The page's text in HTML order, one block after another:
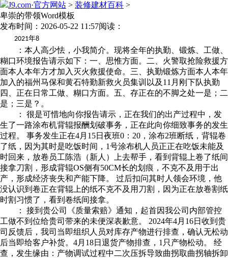
J9.com·官方网站 > 装修建材百科 >
卑崇的带领Word模板
发布时间：2026-05-22 11:57阅读：
2021年8
：本人高少怯，小我简介。现将全年的执勤、锻炼、工做、
糊口环境报告请示如下：一、思惟方面。二、火警取抢险救援方
面本人本年方才加入灭火救援使命。三、执勤锻炼方面本人本年
加入的福州马保和黄石特勤新救火员集训以及11月刚下队执勤
四、正在日常工做、糊口方面。五、存正在的不脚之处一是；二
是；三是？。
： 很是可惜地向你报告请示，正在我们的出产过程中，发
生了一路涂布机背辊报酬划破事务，正在此向你细致事务的发生
过程。 事务发生正在4月15日夜班0：20，涂布2班断纸，背辊卷
了纸，因为其时是吃饭时间，1号涂布机人员正正在吃饭未能及
时回来，放卷员工陈浩（新人）上去帮手，看到背辊上卷了纸间
接拿刀割，形成背辊OS侧有50CM长的划痕，不克不及用于出
产，形成经济丧失和产能下降。 过后扣问其时人领会环境，他
没认识到卷正在背辊上的纸不克不及用刀割，因为正在放卷割纸
时割习惯了，看到卷纸间接拿。
： 接到贵公司《质量索赔》通知，起首因我公司内部管控
工做不到位给贵司带来的未便深表歉意。 2024年4月16日收到贵
司反馈后，我司当即组织人员对库存产物进行排查，确认无松动
后当即给客户补货。4月18日退货产物排查，1只产物松动。 经
查，发生缘由：产物调试过程中二次压拆导致曲拐取曲拐轴拆卸